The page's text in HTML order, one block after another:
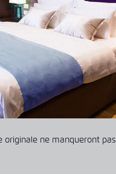
originale ne manqueront pas